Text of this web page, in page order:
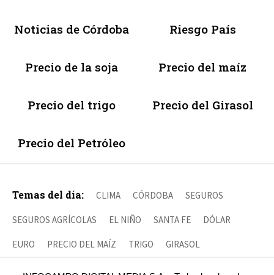
Noticias de Córdoba Riesgo País
Precio de la soja Precio del maíz
Precio del trigo Precio del Girasol
Precio del Petróleo
Temas del día: CLIMA CÓRDOBA SEGUROS
SEGUROS AGRÍCOLAS EL NIÑO SANTA FE DÓLAR
EURO PRECIO DEL MAÍZ TRIGO GIRASOL